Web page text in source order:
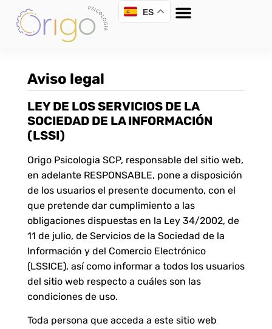
ES
Aviso legal
LEY DE LOS SERVICIOS DE LA
SOCIEDAD DE LA INFORMACIÓN
(LSSI)
Origo Psicologia SCP, responsable del sitio web,
en adelante RESPONSABLE, pone a disposición
de los usuarios el presente documento, con el
que pretende dar cumplimiento a las
obligaciones dispuestas en la Ley 34/2002, de
11 de julio, de Servicios de la Sociedad de la
Información y del Comercio Electrónico
(LSSICE), así como informar a todos los usuarios
del sitio web respecto a cuáles son las
condiciones de uso.
Toda persona que acceda a este sitio web